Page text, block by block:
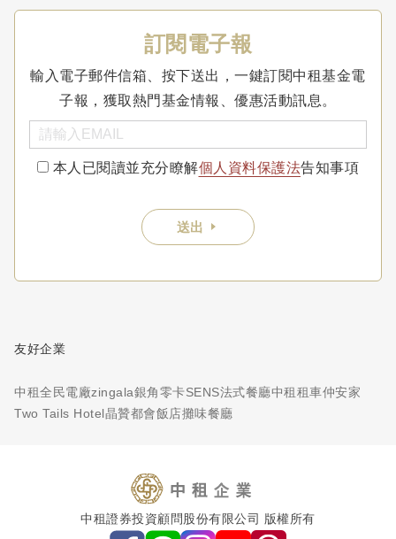
訂閱電子報
輸入電子郵件信箱、按下送出，一鍵訂閱中租基金電
子報，獲取熱門基金情報、優惠活動訊息。
本人已閱讀並充分瞭解個人資料保護法告知事項
送出
友好企業
中租全民電廠zingala銀角零卡SENS法式餐廳中租租車仲安家
Two Tails Hotel晶贊都會飯店攤味餐廳
中租證券投資顧問股份有限公司 版權所有